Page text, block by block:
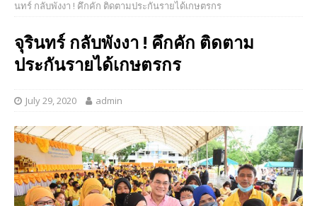
นทร์ กลับพังงา ! คึกคัก ติดตามประกันรายได้เกษตรกร
จุรินทร์ กลับพังงา ! คึกคัก ติดตาม
ประกันรายได้เกษตรกร
July 29, 2020 admin